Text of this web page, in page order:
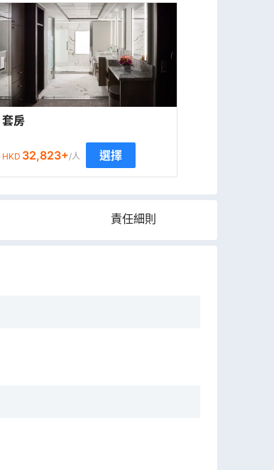
套房
HKD 32,823+/人 選擇
責任細則